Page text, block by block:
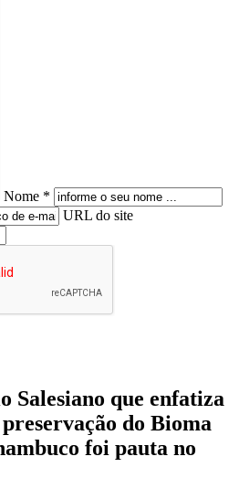
Nome *
URL do site
Salesiano que enfatiza
do Bioma
foi pauta no